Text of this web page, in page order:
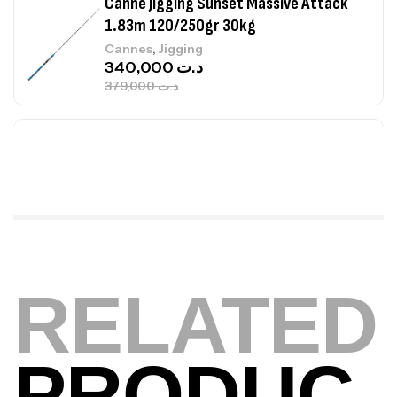
1.83m 120/250gr 30kg
Cannes,Jigging
د.ت379,000
د.ت
Accastillage bateau,Accessoires bateaux
د.ت
Canne Sunset Beachstriker Surf Hybrid
RELATED